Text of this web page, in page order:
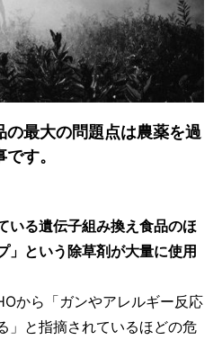
の最大の問題点は農薬を過
す。
いる遺伝子組み換え食品のほ
」という除草剤が大量に使用
から「ガンやアレルギー反応
」と指摘されているほどの危